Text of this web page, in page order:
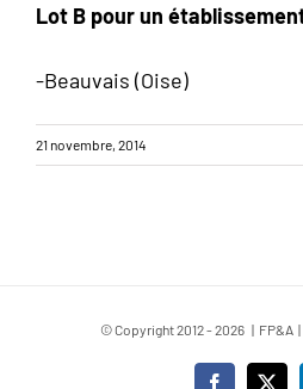
Lot B pour un
-Beauvais (Oise)
21 novembre, 2014
© Copyright 2012 -2026 | FP&A